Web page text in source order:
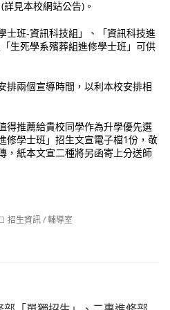
見本校網站公告)。
士班-資訊科技組」、「資訊科技進
生死學系殯葬組進修學士班」可供
排兩個宣導時間，以利本校安排相
得推薦給貴校同學作為升學優先選
修學士班」招生文宣電子檔1份，敬
，紙本文宣二種將另函寄上分送師
招生資訊/輔導室